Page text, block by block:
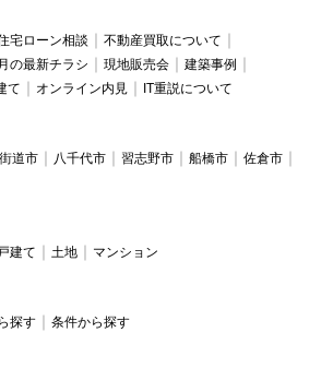
宅ローン相談
不動産買取について
の最新チラシ 現地販売会
建築事例
て
オンライン内見 IT重説について
道市 八千代市 習志野市 船橋市
佐倉市
建て 土地 マンション
探す 条件から探す